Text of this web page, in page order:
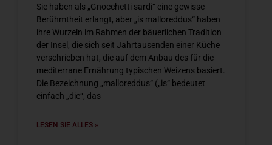
Sie haben als „Gnocchetti sardi“ eine gewisse
Berühmtheit erlangt, aber „is malloreddus“ haben
ihre Wurzeln im Rahmen der bäuerlichen Tradition
der Insel, die sich seit Jahrtausenden einer Küche
verschrieben hat, die auf dem Anbau des für die
mediterrane Ernährung typischen Weizens basiert.
Die Bezeichnung „malloreddus“ („is“ bedeutet
einfach „die“, das
LESEN SIE ALLES »